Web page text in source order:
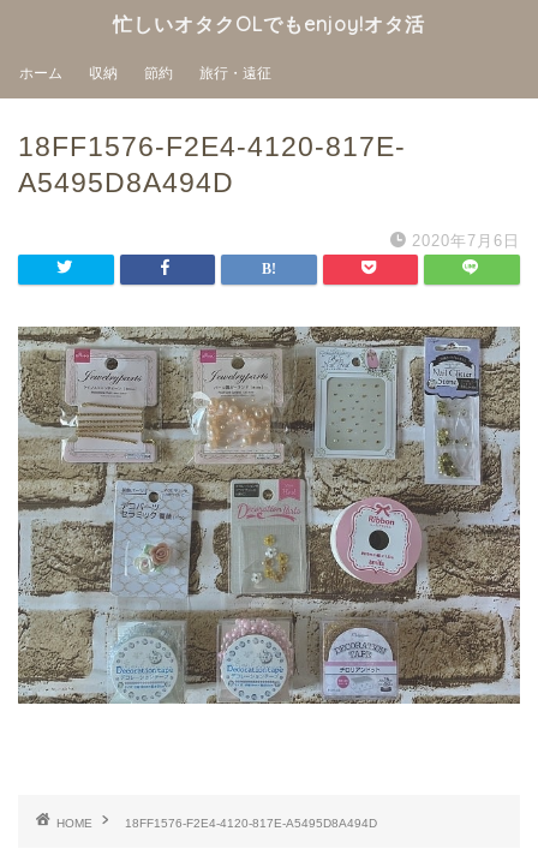
忙しいオタクOLでもenjoy!オタ活
ホーム 収納 節約 旅行・遠征
18FF1576-F2E4-4120-817E-
A5495D8A494D
2020年7月6日
HOME 18FF1576-F2E4-4120-817E-A5495D8A494D